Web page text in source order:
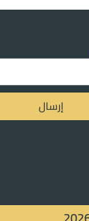
إرسال